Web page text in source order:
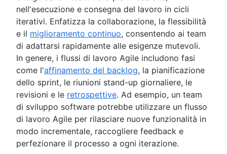
Caratteristiche del prodotto
Strumenti di gestione dei prodotti
Gestione del ciclo di vita del prodotto
Software per la roadmap di prodotto
Checklist per un lancio di prodotto
Strategia di prodotto
Ingegneria di prodotto
Product Operations
Gestione del portfolio di prodotti
Gestione dei prodotti con l'IA
Gestione dei prodotti per la crescita
Metriche di prodotto
Continuous integration
Il ciclo di vita di sviluppo del software
Valutazione dei bug
Distribuzione del software
Adaptive software development
Il percorso Agile di Agilent
Advanced Roadmaps per Jira
Come Twitter utilizza Jira
Perfezionamento dello sprint con Jira e
Scrum con Jira
Scrum avanzato con Jira
Kanban con Jira
Epic in Jira
Crea una board Agile in Jira
Sprint in Jira
Versioni con Jira
Problemi con Jira
Grafici burn-down in Jira
Crea automaticamente sottotask in Jira
Assegnazione automatica dei ticket in Jira
Sincronizza epic e story in Jira
Conversazioni Agile
Conversazioni Agile con Jira
Agilità di marketing
Ricerca sui clienti Agile
Pensa in grande, lavora in piccolo
Informazioni su Agile Coach
Team di Agile Coach
Tutti gli articoli
nell'esecuzione e consegna del lavoro in cicli
iterativi. Enfatizza la collaborazione, la flessibilità
e il miglioramento continuo, consentendo ai team
di adattarsi rapidamente alle esigenze mutevoli.
In genere, i flussi di lavoro Agile includono fasi
come l'affinamento del backlog, la pianificazione
dello sprint, le riunioni stand-up giornaliere, le
revisioni e le retrospettive. Ad esempio, un team
di sviluppo software potrebbe utilizzare un flusso
di lavoro Agile per rilasciare nuove funzionalità in
modo incrementale, raccogliere feedback e
perfezionare il processo a ogni iterazione.